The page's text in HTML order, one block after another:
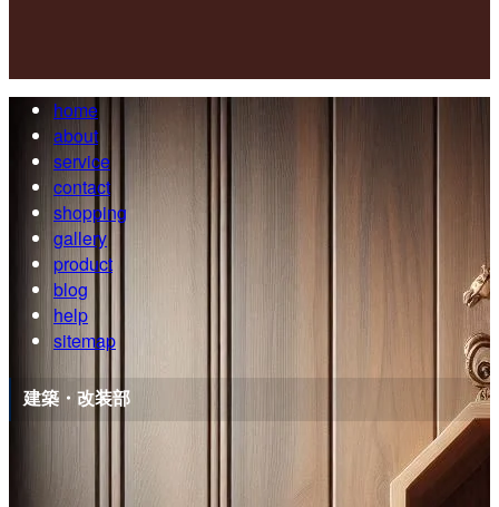
home
about
service
contact
shopping
gallery
product
blog
help
sitemap
建築・改装部